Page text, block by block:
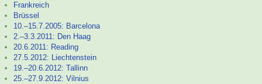
Frankreich
Brüssel
10.–15.7.2005: Barcelona
2.–3.3.2011: Den Haag
20.6.2011: Reading
27.5.2012: Liechtenstein
19.–20.6.2012: Tallinn
25.–27.9.2012: Vilnius